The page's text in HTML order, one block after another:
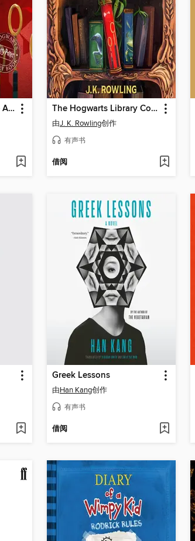
Quidditch Through the Ages The Hogwarts Library Collection
由J. K. Rowling创作
有声书
借阅
Greek Lessons
由Han Kang创作
有声书
借阅